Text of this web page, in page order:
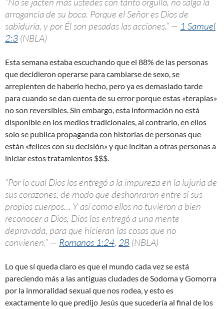
arrogancia de su boca. Porque el Señor es Dios de
sabiduría, y por Él son pesadas las acciones.” — 1 Samuel
2:3 (NBLA)
Esta semana estaba escuchando que el 88% de las personas
que decidieron operarse para cambiarse de sexo, se
arrepienten de haberlo hecho, pero ya es demasiado tarde
para cuando se dan cuenta de su error porque estas «terapias»
no son reversibles. Sin embargo, esta información no está
disponible en los medios tradicionales, al contrario, en ellos
solo se publica propaganda con historias de personas que
están «felices con su decisión» y que incitan a otras personas a
iniciar estos tratamientos $$$.
“Por lo cual Dios los entregó a la impureza en la lujuria de
sus corazones, de modo que deshonraron entre sí sus
propios cuerpos… Y así como ellos no tuvieron a bien
reconocer a Dios, Dios los entregó a una mente
depravada, para que hicieran las cosas que no
convienen.” — Romanos 1:24, 28 (NBLA)
Lo que sí queda claro es que el mundo cada vez se está
pareciendo más a las antiguas ciudades de Sodoma y Gomorra
por la inmoralidad sexual que nos rodea, y esto es
exactamente lo que predijo Jesús que sucedería al final de los